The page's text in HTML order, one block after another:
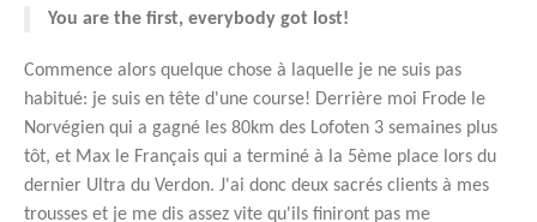
You are the first, everybody got lost!
Commence alors quelque chose à laquelle je ne suis pas
habitué: je suis en tête d'une course! Derrière moi Frode le
Norvégien qui a gagné les 80km des Lofoten 3 semaines plus
tôt, et Max le Français qui a terminé à la 5ème place lors du
dernier Ultra du Verdon. J'ai donc deux sacrés clients à mes
trousses et je me dis assez vite qu'ils finiront pas me